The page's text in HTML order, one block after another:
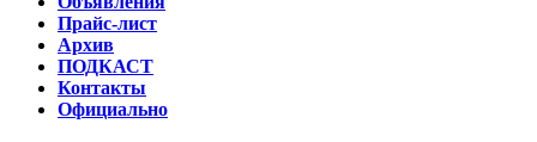
Прайс-лист
Архив
ПОДКАСТ
Контакты
Официально